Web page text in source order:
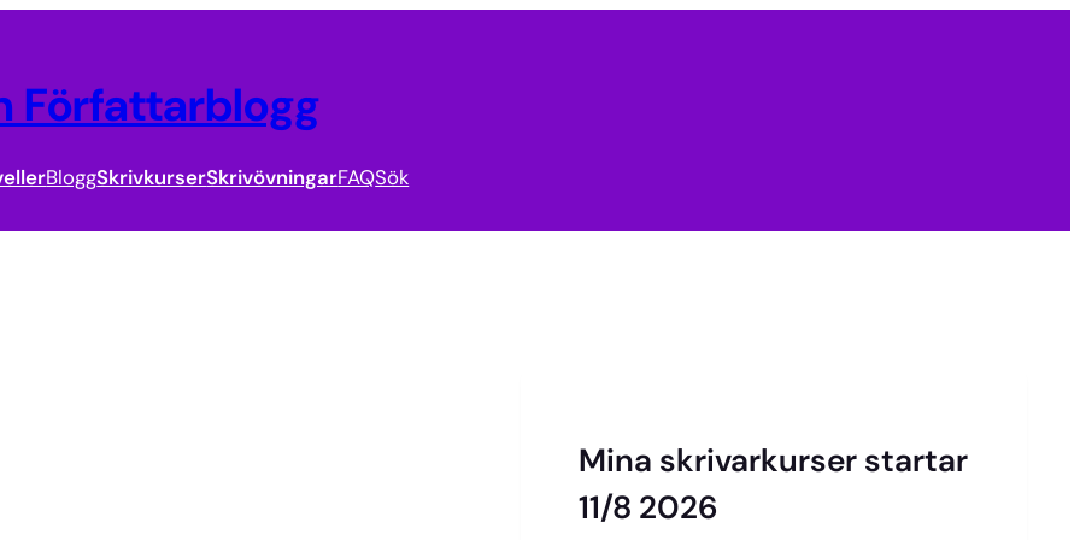
Författarblogg
BloggSkrivkurserSkrivövningarFAQSök
Mina skrivarkurser startar
11/8 2026